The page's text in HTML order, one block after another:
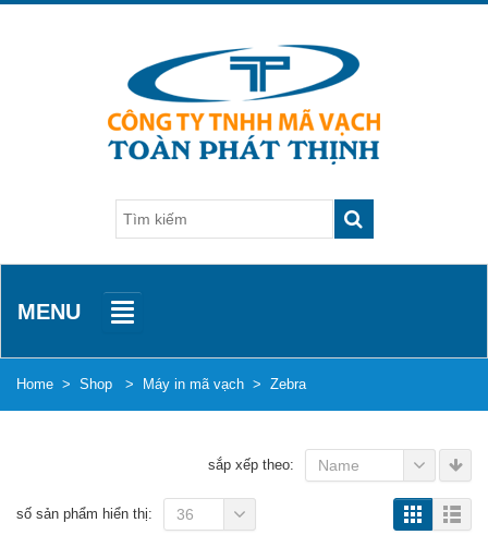
MENU
Home > Shop > Máy in mã vạch > Zebra
sắp xếp theo: Name
số sản phẩm hiển thị: 36